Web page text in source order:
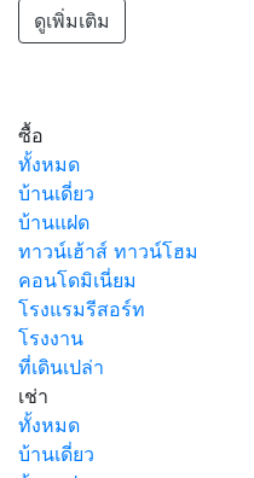
ดูเพิ่มเติม
ซื้อ
ทั้งหมด
บ้านเดี่ยว
บ้านแฝด
ทาวน์เฮ้าส์ ทาวน์โฮม
คอนโดมิเนี่ยม
โรงแรมรีสอร์ท
โรงงาน
ที่เดินเปล่า
เช่า
ทั้งหมด
บ้านเดี่ยว